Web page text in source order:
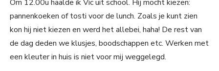
Om 12.00u haalde ik Vic uit school. Hij mocht kiezen:
pannenkoeken of tosti voor de lunch. Zoals je kunt zien
kon hij niet kiezen en werd het allebei, haha! De rest van
de dag deden we klusjes, boodschappen etc. Werken met
een kleuter in huis is niet voor mij weggelegd.